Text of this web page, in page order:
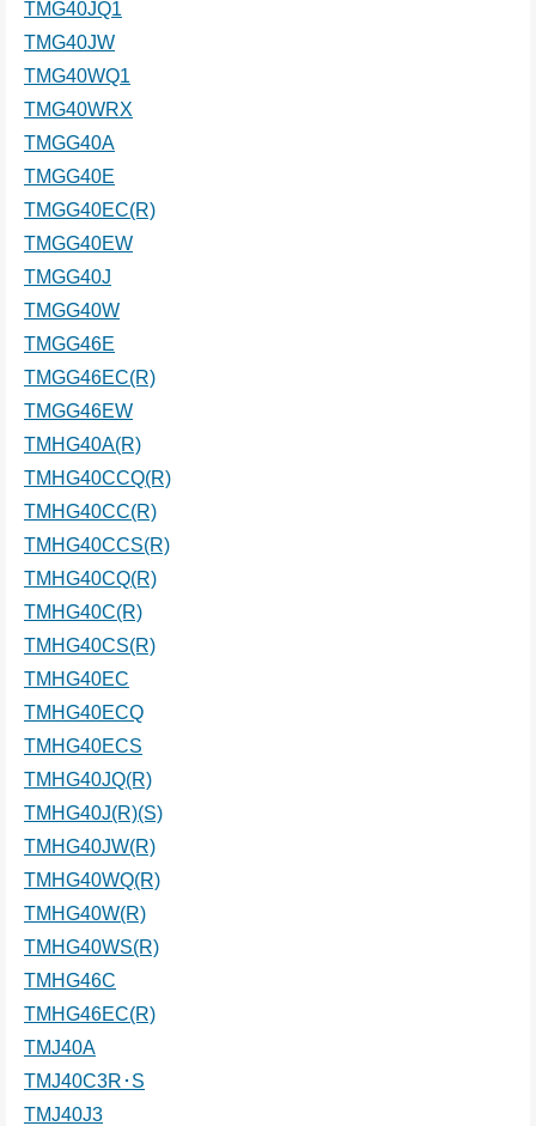
TMG40JQ1
TMG40JW
TMG40WQ1
TMG40WRX
TMGG40A
TMGG40E
TMGG40EC(R)
TMGG40EW
TMGG40J
TMGG40W
TMGG46E
TMGG46EC(R)
TMGG46EW
TMHG40A(R)
TMHG40CCQ(R)
TMHG40CC(R)
TMHG40CCS(R)
TMHG40CQ(R)
TMHG40C(R)
TMHG40CS(R)
TMHG40EC
TMHG40ECQ
TMHG40ECS
TMHG40JQ(R)
TMHG40J(R)(S)
TMHG40JW(R)
TMHG40WQ(R)
TMHG40W(R)
TMHG40WS(R)
TMHG46C
TMHG46EC(R)
TMJ40A
TMJ40C3R･S
TMJ40J3